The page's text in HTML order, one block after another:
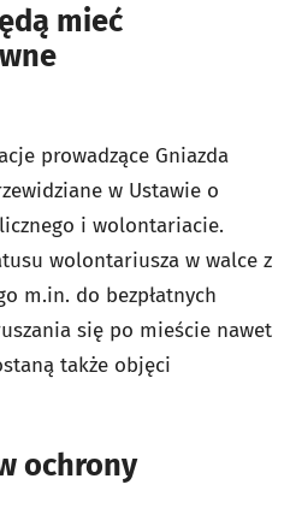
mieć
prowadzące Gniazda
w Ustawie o
i wolontariacie.
wolontariusza w walce z
m.in. do bezpłatnych
się po mieście nawet
także objęci
ochrony